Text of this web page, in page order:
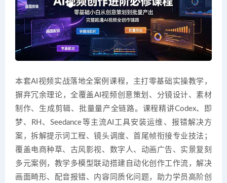
本套AI视频实战落地全案例课程，主打零基础实操教学，
摒弃冗余理论，全覆盖AI视频创意策划、分镜设计、素材
制作、生成剪辑、批量量产全链路。课程精讲Codex、即
梦、RH、Seedance等主流AI工具安装运维、报错解决方
案，拆解提示词工程、镜头调度、首尾帧衔接专业技法；
覆盖电商种草、古风影视、数字人、动画广告、实景复刻
多元案例，教学多模型联动搭建自动化创作工作流，解决
画面畸形、配音报错、内容同质化问题，助力学员高阶创